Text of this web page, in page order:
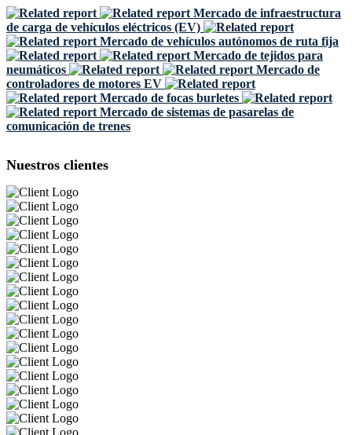
Mercado de infraestructura
de carga de vehículos eléctricos (EV)
Mercado de vehículos autónomos de ruta fija
Mercado de tejidos para
neumáticos
Mercado de
controladores de motores EV
Mercado de focas burletes
Mercado de sistemas de pasarelas de
comunicación de trenes
Nuestros clientes